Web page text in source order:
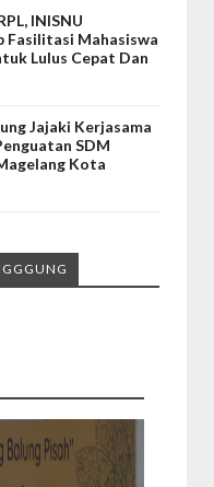
INISNU
Fasilitasi Mahasiswa
Lulus Cepat Dan
Jajaki Kerjasama
SDM
Kota